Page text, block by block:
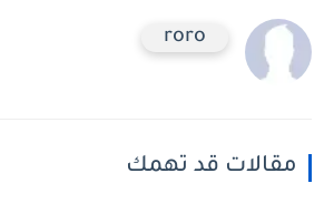
roro
مقالات قد تهمك